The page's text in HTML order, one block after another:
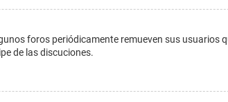
foros periódicamente remueven sus usuarios
de las discuciones.